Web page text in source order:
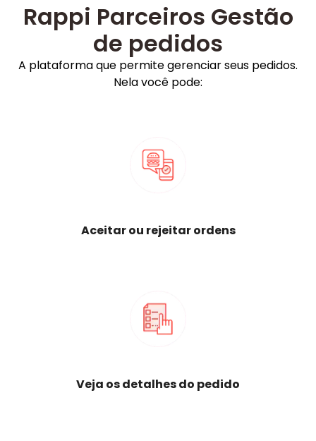
Rappi Parceiros Gestão
de pedidos
A plataforma que permite gerenciar seus pedidos.
Nela você pode:
Aceitar ou rejeitar ordens
Veja os detalhes do pedido